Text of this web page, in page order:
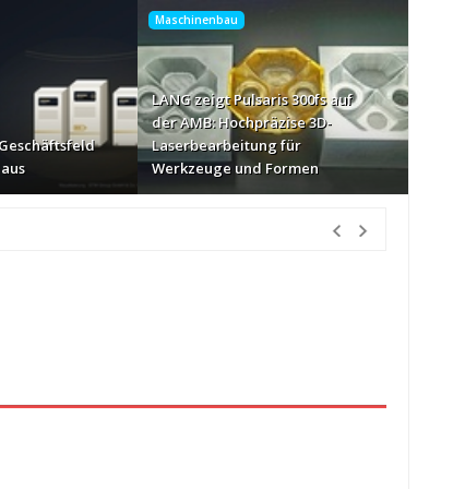
Maschinenbau
LANG zeigt Pulsaris 300fs auf
der AMB: Hochpräzise 3D-
Laserbearbeitung für
Werkzeuge und Formen